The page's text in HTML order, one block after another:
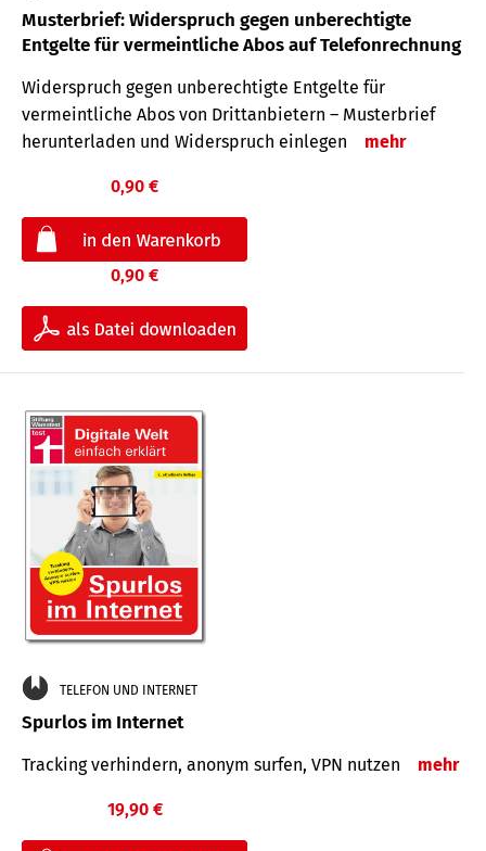
Musterbrief: Widerspruch gegen unberechtigte
Entgelte für vermeintliche Abos auf Telefonrechnung
Widerspruch gegen unberechtigte Entgelte für
vermeintliche Abos von Drittanbietern – Musterbrief
herunterladen und Widerspruch einlegen
mehr
0,90 €
0,90 €
TELEFON UND INTERNET
Spurlos im Internet
Tracking verhindern, anonym surfen, VPN nutzen mehr
19,90 €